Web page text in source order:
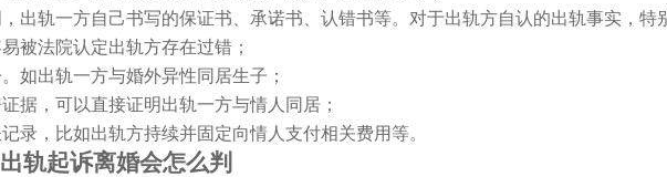
轨一方自己书写的保证书、承诺书、认错书等。对于出轨方自认的出轨事实，特
被法院认定出轨方存在过错；
出轨一方与婚外异性同居生子；
，可以直接证明出轨一方与情人同居；
，比如出轨方持续并固定向情人支付相关费用等。
起诉离婚会怎么判